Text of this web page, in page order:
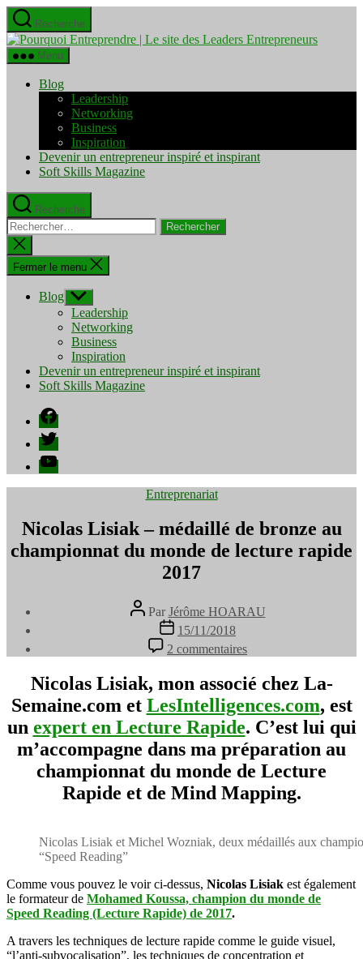
Aller
au
contenu
Recherche
Pourquoi
Menu
Blog
Leadership
Networking
Business
Inspiration
Devenir un entrepreneur inspiré et inspirant
Soft Skills Magazine
Recherche
Rechercher :
Fermer
la
recherche
Fermer le menu
Blog Afficher
le
sous-
menu
Leadership
Networking
Business
Inspiration
Devenir un entrepreneur inspiré et inspirant
Soft Skills Magazine
Facebook
Twitter
YouTube
Catégories
Entreprenariat
Nicolas Lisiak – médaillé de bronze au
championnat du monde de lecture rapide
2017
Auteur
de
l’article
Par Jérôme HOARAU
Date
de
l’article
15/11/2018
2 commentaires
Nicolas
Lisiak
–
médaillé
de
bronze
au
championnat
du
monde
de
rapide
2017
Nicolas Lisiak, mon associé chez La-
Semaine.com et LesIntelligences.com, est
un expert en Lecture Rapide. C’est lui qui
m’accompagne dans ma préparation au
championnat du monde de Lecture
Rapide et de Mind Mapping.
Nicolas Lisiak et Michel Wozniak, deux médaillés aux
“Speed Reading”
Comme vous pouvez le voir ci-dessus, Nicolas Lisiak est également
le formateur de Mohamed Koussa, champion du monde de
Speed Reading (Lecture Rapide) de 2017.
A travers les techniques de lecture rapide comme le guide visuel,
“l’anti-subvocalisation”, les techniques de concentration et